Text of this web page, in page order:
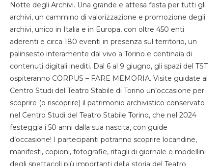
Notte degli Archivi. Una grande e attesa festa per tutti gli
archivi, un cammino di valorizzazione e promozione degli
archivi, unico in Italia e in Europa, con oltre 450 enti
aderenti e circa 180 eventi in presenza sul territorio, un
palinsesto interamente dal vivo a Torino e centinaia di
contenuti digitali inediti. Dal 6 al 9 giugno, gli spazi del TST
ospiteranno CORPUS – FARE MEMORIA. Visite guidate al
Centro Studi del Teatro Stabile di Torino un’occasione per
scoprire (o riscoprire) il patrimonio archivistico conservato
nel Centro Studi del Teatro Stabile Torino, che nel 2024
festeggia i 50 anni dalla sua nascita, con guide
d’occasione! I partecipanti potranno scoprire locandine,
manifesti, copioni, fotografie, ritagli di giornale e modellini
degli spettacoli più importanti della storia del Teatro